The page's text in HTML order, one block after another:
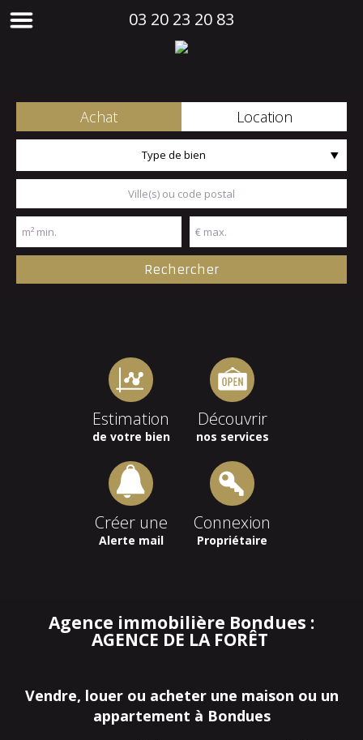
03 20 23 20 83
Achat Location
Type de bien
Estimation
de votre bien
Découvrir
nos services
Créer une
Alerte mail
Connexion
Propriétaire
Agence immobilière Bondues :
AGENCE DE LA FORÊT
Vendre, louer ou acheter une maison ou un
appartement à Bondues